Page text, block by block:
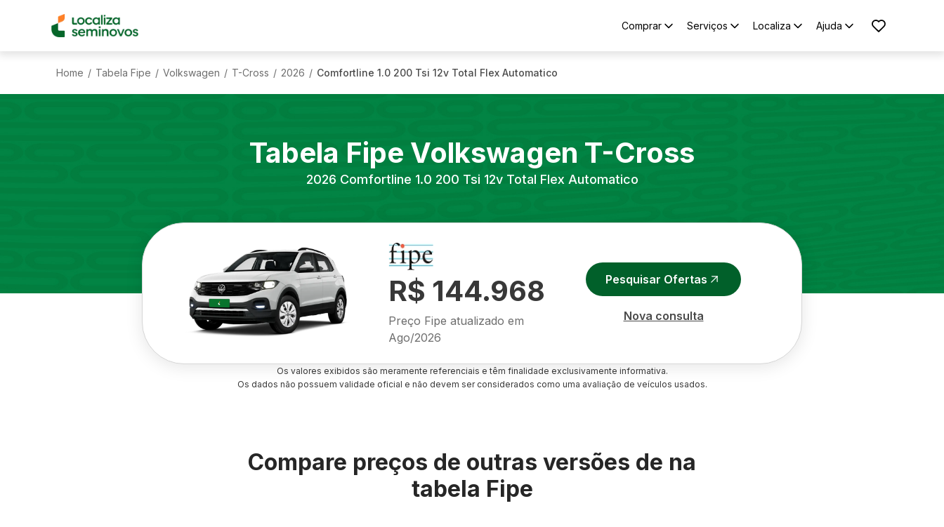
Comprar Serviços Localiza Ajuda
Home / Tabela Fipe / Volkswagen / T-Cross / 2026 / Comfortline 1.0 200 Tsi 12v Total Flex Automatico
Tabela Fipe Volkswagen T-Cross
2026 Comfortline 1.0 200 Tsi 12v Total Flex Automatico
R$ 144.968
Preço Fipe atualizado em
Ago/2026
Pesquisar Ofertas
Nova consulta
Os valores exibidos são meramente referenciais e têm finalidade exclusivamente informativa.
Os dados não possuem validade oficial e não devem ser considerados como uma avaliação de veículos usados.
Compare preços de outras versões de na
tabela Fipe